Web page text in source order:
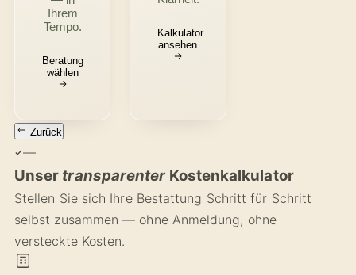
Ihrem
Tempo.
Beratung
wählen
Kalkulator
ansehen
Zurück
—
Unser transparenter Kostenkalkulator
Stellen Sie sich Ihre Bestattung Schritt für Schritt
selbst zusammen — ohne Anmeldung, ohne
versteckte Kosten.